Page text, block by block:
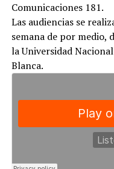
Comunicaciones 181.
Las audiencias se
semana de por medio,
la Universidad
Blanca.